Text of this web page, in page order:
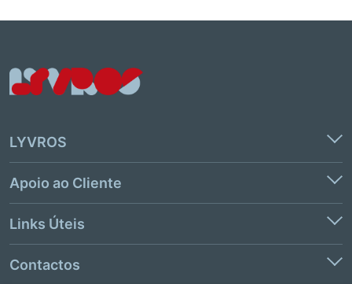
LYVROS
Apoio ao Cliente
Links Úteis
Contactos